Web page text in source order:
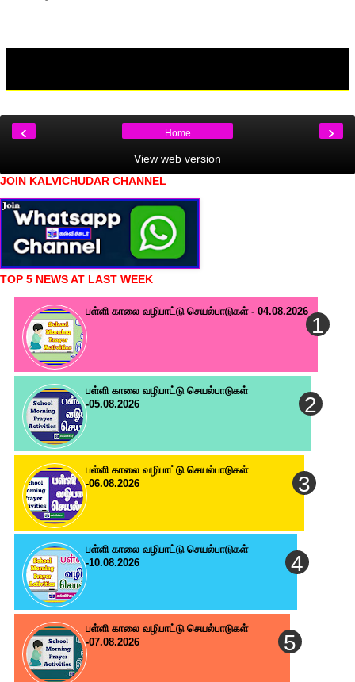
‹ ›
Home
View web version
JOIN KALVICHUDAR CHANNEL
TOP 5 NEWS AT LAST WEEK
பள்ளி காலை வழிபாட்டு செயல்பாடுகள் - 04.08.2026
பள்ளி காலை வழிபாட்டு செயல்பாடுகள்
-05.08.2026
பள்ளி காலை வழிபாட்டு செயல்பாடுகள்
-06.08.2026
பள்ளி காலை வழிபாட்டு செயல்பாடுகள்
-10.08.2026
பள்ளி காலை வழிபாட்டு செயல்பாடுகள்
-07.08.2026